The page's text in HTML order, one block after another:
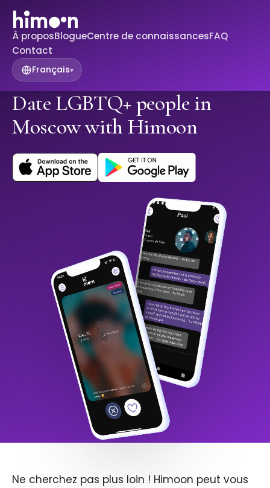
À proposBlogueCentre de connaissancesFAQ
Contact
Français▾
Date LGBTQ+ people in
Moscow with Himoon
Ne cherchez pas plus loin ! Himoon peut vous